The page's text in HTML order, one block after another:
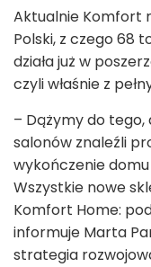
Aktualnie Komfort
Polski, z czego 68
działa już w
czyli właśnie z
– Dążymy do tego,
salonów znaleźli
wykończenie
Wszystkie nowe
Komfort Home:
informuje Marta
strategia